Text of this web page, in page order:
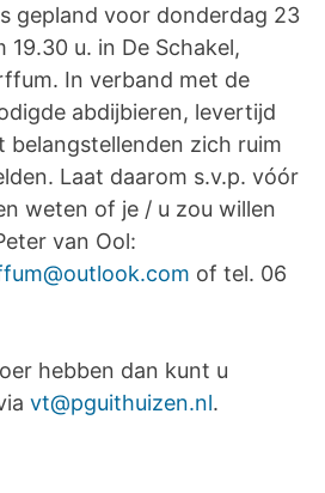
gepland voor donderdag 23
19.30 u. in De Schakel,
In verband met de
abdijbieren, levertijd
belangstellenden zich ruim
Laat daarom s.v.p. vóór
weten of je / u zou willen
van Ool:
of tel. 06
hebben dan kunt u
vt@pguithuizen.nl.